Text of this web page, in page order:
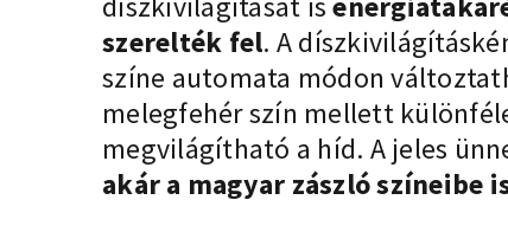
szerelték fel. A
színe automata módon
melegfehér szín mellett
megvilágítható a híd. A jeles
akár a magyar zászló színeibe